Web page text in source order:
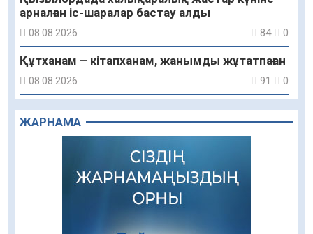
арналған іс-шаралар бастау алды
08.08.2026 84 0
Құтханам – кітапханам, жанымды жұтатпаған
08.08.2026 91 0
Құрылыс қарқыны – қала дамуының айғағы
08.08.2026
Зәулім ғимараттарда туған жерді түлеткен
азаматтардың қолтаңбасы бар
Еңбегі ерлікпен тең мамандық
ЖАРНАМА